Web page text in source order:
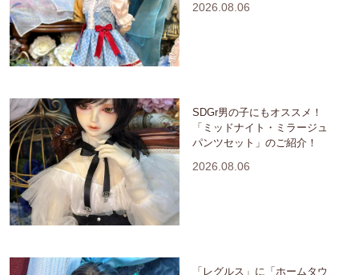
2026.08.06
SDGr男の子にもオススメ！
「ミッドナイト・ミラージュ
パンツセット」のご紹介！
2026.08.06
「レグルス」に「ホームタウ